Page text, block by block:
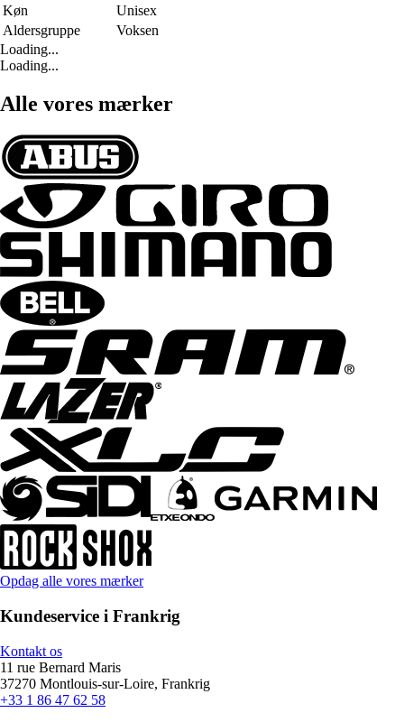
Køn
Unisex
Aldersgruppe
Voksen
Loading...
Loading...
Alle vores mærker
Opdag alle vores mærker
Kundeservice i Frankrig
Kontakt os
11 rue Bernard Maris
37270 Montlouis-sur-Loire, Frankrig
+33 1 86 47 62 58